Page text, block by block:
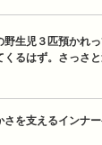
生児３匹預かれ
くるはず。さっさ
を支えるインナ